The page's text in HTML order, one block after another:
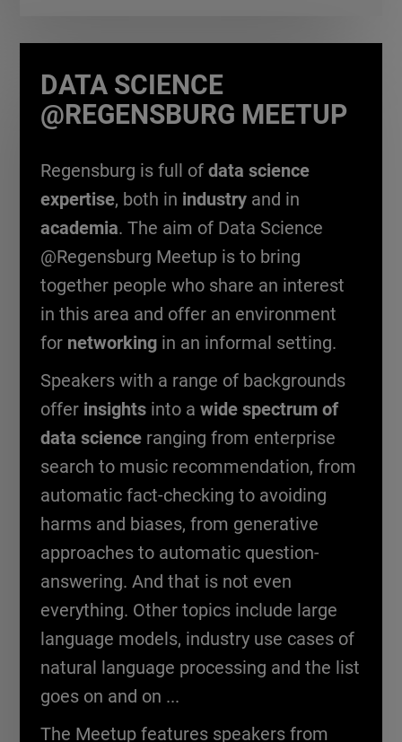
DATA SCIENCE
@REGENSBURG MEETUP
Regensburg is full of data science
expertise, both in industryand in
academia. The aim of Data Science
@Regensburg Meetup is to bring
together people who share an interest
in this area and offer an environment
for networkingin an informal setting.
Speakers with a range of backgrounds
offer insightsinto a wide spectrum of
data scienceranging from enterprise
search to music recommendation, from
automatic fact-checking to avoiding
harms and biases, from generative
approaches to automatic question-
answering. And that is not even
everything. Other topics include large
language models, industry use cases of
natural language processing and the list
goes on and on ...
The Meetup features speakers from